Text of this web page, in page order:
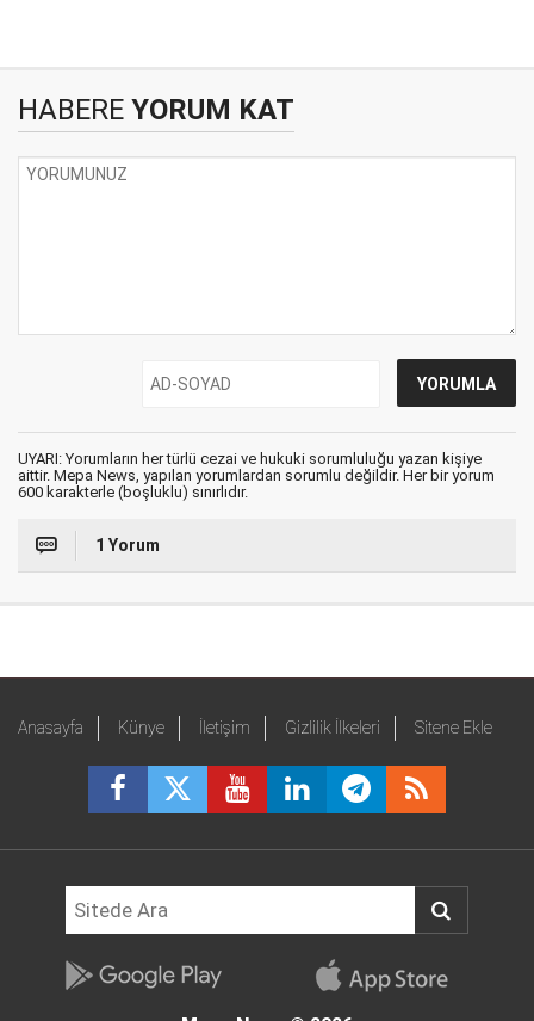
HABERE YORUM KAT
UYARI: Yorumların her türlü cezai ve hukuki sorumluluğu yazan kişiye
aittir. Mepa News, yapılan yorumlardan sorumlu değildir. Her bir yorum
600 karakterle (boşluklu) sınırlıdır.
1 Yorum
Anasayfa Künye İletişim Gizlilik İlkeleri Sitene Ekle